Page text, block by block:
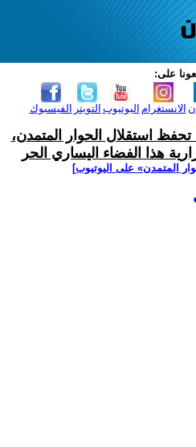
على:
الفيسبوك التويتر اليوتيوب الانستغرام
تحفظ استقلال الحوار المتمدن،
هذا الفضاء اليساري الحر
المتمدن» على اليوتيوب]